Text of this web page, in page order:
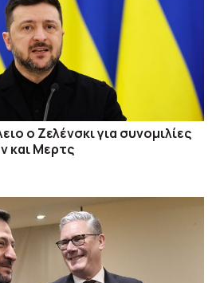
ο Ζελένσκι για συνομιλίες
και Μερτς